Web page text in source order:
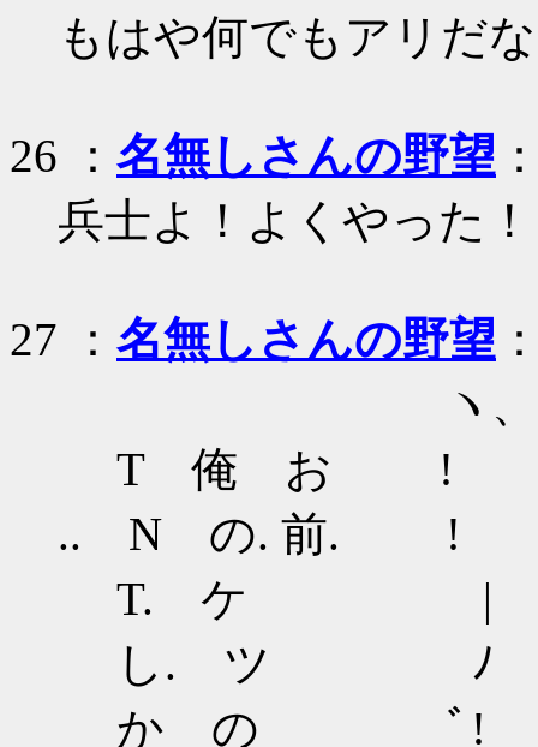
もはや何でもアリだ
26 ： 名無しさんの野望
兵士よ！よくやった！
27 ： 名無しさんの野望
ヽ、
T 俺 お
.. N の.
T. ケ |
し. ツ
か の ﾞ! ＿＿